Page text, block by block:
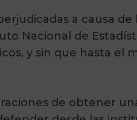
a causa de
Nacional de
y sin que hasta el
de obtener